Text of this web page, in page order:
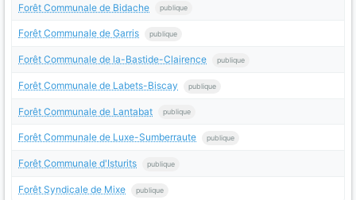
Forêt Communale de Bidache publique
Forêt Communale de Garris publique
Forêt Communale de la-Bastide-Clairence publique
Forêt Communale de Labets-Biscay publique
Forêt Communale de Lantabat publique
Forêt Communale de Luxe-Sumberraute publique
Forêt Communale d'Isturits publique
Forêt Syndicale de Mixe publique